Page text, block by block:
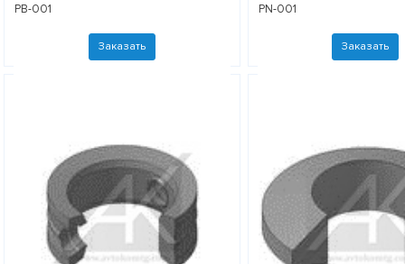
PB-001
Заказать
PN-001
Заказать